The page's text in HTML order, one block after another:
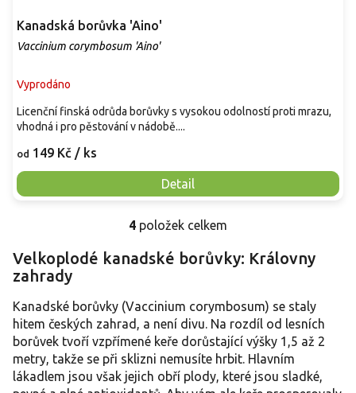
Kanadská borůvka 'Aino'
Vaccinium corymbosum 'Aino'
Vyprodáno
od 149 Kč / ks
Detail
Licenční finská odrůda borůvky s vysokou odolností proti mrazu,
vhodná i pro pěstování v nádobě....
O
l
a
c
í
r
v
4 položek celkem
Velkoplodé kanadské borůvky: Královny
zahrady
Kanadské borůvky (Vaccinium corymbosum) se staly
hitem českých zahrad, a není divu. Na rozdíl od lesních
borůvek tvoří vzpřímené keře dorůstající výšky 1,5 až 2
metry, takže se při sklizni nemusíte hrbit. Hlavním
lákadlem jsou však jejich obří plody, které jsou sladké,